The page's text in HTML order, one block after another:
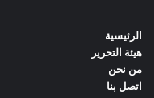
الرئيسية
هيئة التحرير
من نحن
اتصل بنا